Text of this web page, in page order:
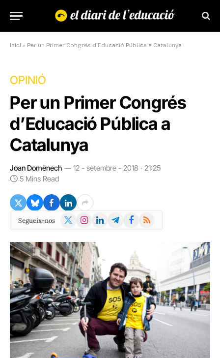
Inici » Per un Primer Congrés d’Educació Pública a Catalunya
OPINIÓ
Per un Primer Congrés
d’Educació Pública a
Catalunya
Joan Domènech
12 - setembre - 2018 · 21:25
5 Mins Read
Segueix-nos
X
Instagram
LinkedInTelegramFacebook
RSS